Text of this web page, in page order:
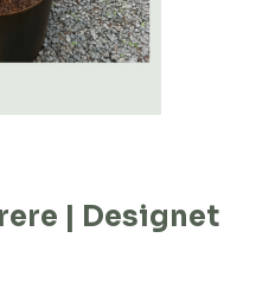
| Designet